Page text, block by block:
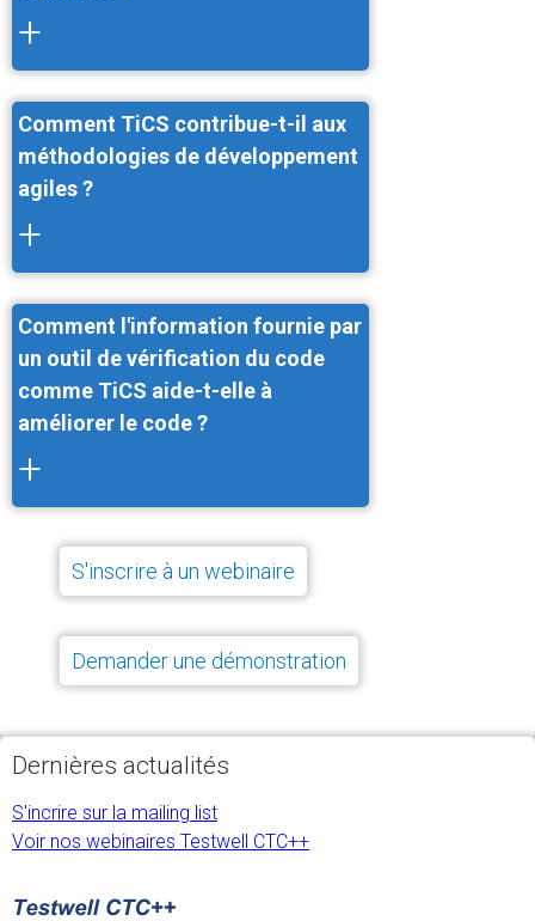
+
Comment TiCS contribue-t-il aux
méthodologies de développement
agiles ?
+
Comment l'information fournie par
un outil de vérification du code
comme TiCS aide-t-elle à
améliorer le code ?
+
S'inscrire à un webinaire
Demander une démonstration
Dernières actualités
S'incrire sur la mailing list
Voir nos webinaires Testwell CTC++